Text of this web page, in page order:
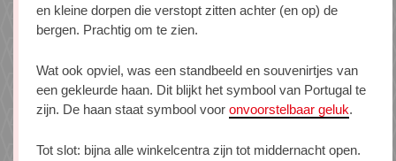
en kleine dorpen die verstopt zitten achter (en op) de
bergen. Prachtig om te zien.
Wat ook opviel, was een standbeeld en souvenirtjes van
een gekleurde haan. Dit blijkt het symbool van Portugal te
zijn. De haan staat symbool voor onvoorstelbaar geluk.
Tot slot: bijna alle winkelcentra zijn tot middernacht open.